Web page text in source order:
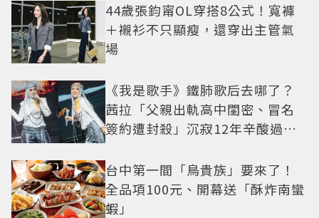
44歲張鈞甯OL穿搭8公式！寬褲
＋襯衫不只顯瘦，還穿出主管氣
場
《我是歌手》鐵肺歌后去哪了？
茜拉「父親出軌高中閨密、冒名
簽約遭封殺」沉寂12年辛酸過往
台中第一間「鳥貴族」要來了！
全品項100元、開幕送「酥炸南蠻
蝦」